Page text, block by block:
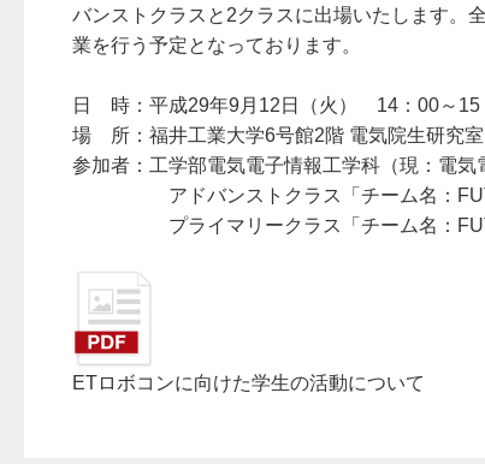
バンストクラスと2クラスに出場いたします。
業を行う予定となっております。
日 時：平成29年9月12日（火） 14：00～15
場 所：福井工業大学6号館2階 電気院生研究室
参加者：工学部電気電子情報工学科（現：電
アドバンストクラス「チーム名：
プライマリークラス「チーム名：
ETロボコンに向けた学生の活動について